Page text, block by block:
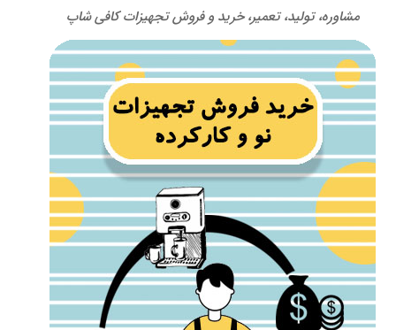
مشاوره، تولید، تعمیر، خرید و فروش تجهیزات کافی شاپ